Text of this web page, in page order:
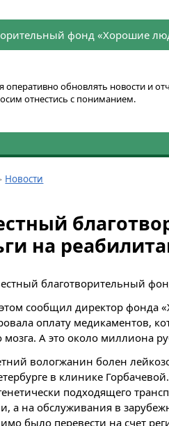
фонд «Хорошие
оперативно обновлять новости и
отнестись с пониманием.
Новости
на
благотворительный
сообщил директор фонда
оплату медикаментов,
мозга. А это около миллиона
вологжанин болен
в клинике
подходящего
а на обслуживания в
было перевести на счет